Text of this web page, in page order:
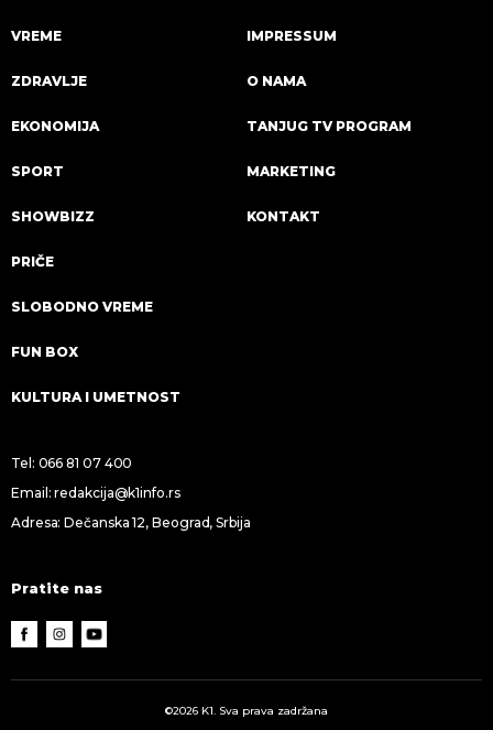
VREME
ZDRAVLJE
EKONOMIJA
SPORT
SHOWBIZZ
PRIČE
SLOBODNO VREME
FUN BOX
KULTURA I UMETNOST
IMPRESSUM
O NAMA
TANJUG TV PROGRAM
MARKETING
KONTAKT
Tel: 066 81 07 400
Email:redakcija@k1info.rs
Adresa: Dečanska 12, Beograd, Srbija
Pratite nas
©2026 K1. Sva prava zadržana